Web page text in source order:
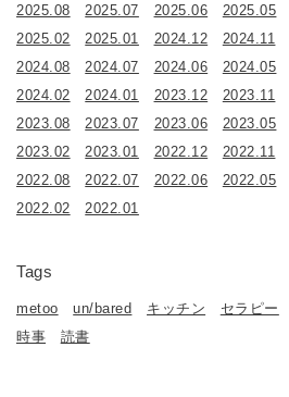
2025.08
2025.07 2025.06 2025.05
2025.02
2025.01 2024.12 2024.11
2024.08
2024.07 2024.06 2024.05
2024.02
2024.01 2023.12 2023.11
2023.08
2023.07 2023.06 2023.05
2023.02
2023.01 2022.12 2022.11
2022.08
2022.07 2022.06 2022.05
2022.02
2022.01
Tags
metoo un/bared キッチン セラピー
時事
読書